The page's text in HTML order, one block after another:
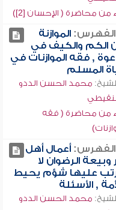
من محاضرة ( الإحسان [2])
الفهرس:الموازنة
الكم والكيف في
, فقه الموازنات في
المسلم
محمد الحسن الددو
من محاضرة ( فقه
الفهرس:أعمال أهل
وبيعة الرضوان لا
عليها شؤم يحيط
, الأسئلة
محمد الحسن الددو